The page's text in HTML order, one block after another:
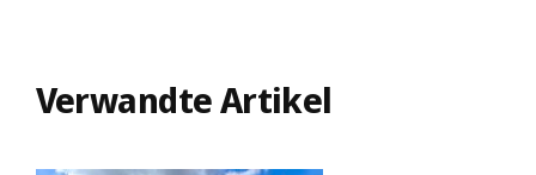
Verwandte Artikel